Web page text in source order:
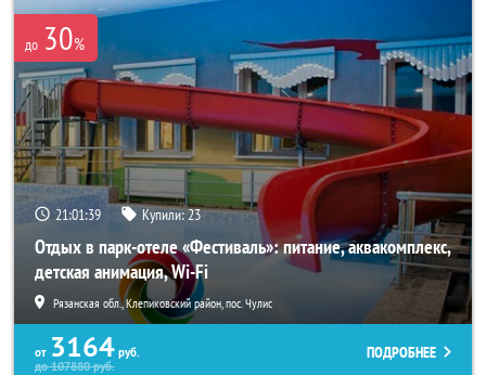
до 30%
21:01:38 Купили:23
Отдых в парк-отеле «Фестиваль»: питание, аквакомплекс,
детская анимация, Wi-Fi
Рязанская обл., Клепиковский район, пос. Чулис
от 3164 руб.
до107880руб.
ПОДРОБНЕЕ